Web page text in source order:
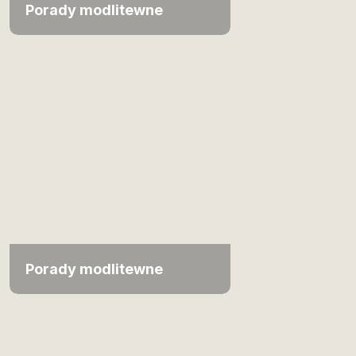
Porady modlitewne
Porady modlitewne